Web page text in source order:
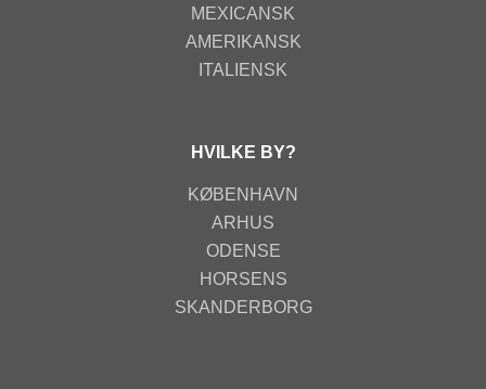
MEXICANSK
AMERIKANSK
ITALIENSK
HVILKE BY?
KØBENHAVN
ARHUS
ODENSE
HORSENS
SKANDERBORG